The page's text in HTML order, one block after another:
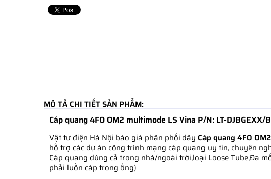
MÔ TẢ CHI TIẾT SẢN PHẨM:
Cáp quang 4FO OM2 multimode LS Vina P/N: LT-
Vật tư điện Hà Nội báo giá phân phối dây Cáp quang 4FO
hỗ trợ các dự án công trình mạng cáp quang uy tín, chuyên
Cáp quang dùng cả trong nhà/ngoài trời,loại Loose Tube,Đa
phải luồn cáp trong ống)